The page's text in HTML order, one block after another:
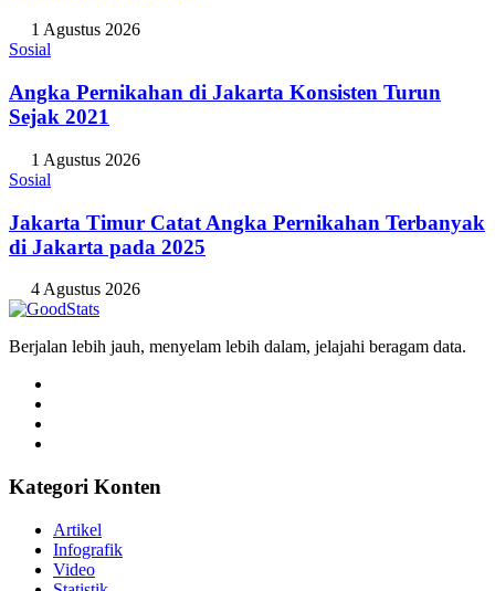
1 Agustus 2026
Sosial
Angka Pernikahan di Jakarta Konsisten Turun
Sejak 2021
1 Agustus 2026
Sosial
Jakarta Timur Catat Angka Pernikahan Terbanyak
di Jakarta pada 2025
4 Agustus 2026
Berjalan lebih jauh, menyelam lebih dalam, jelajahi beragam data.
Kategori Konten
Artikel
Infografik
Video